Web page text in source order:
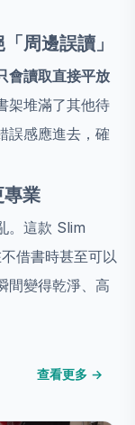
周邊誤讀」
會讀取直接平放
架堆滿了其他待
誤感應進去，確
專業
。這款 Slim
借書時甚至可以
間變得乾淨、高
查看更多 →